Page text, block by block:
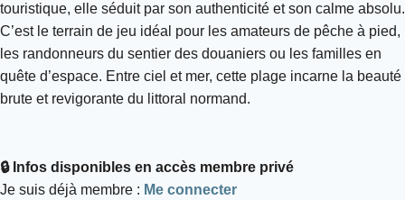
touristique, elle séduit par son authenticité et son calme absolu.
C’est le terrain de jeu idéal pour les amateurs de pêche à pied,
les randonneurs du sentier des douaniers ou les familles en
quête d’espace. Entre ciel et mer, cette plage incarne la beauté
brute et revigorante du littoral normand.
🔒 Infos disponibles en accès membre privé
Je suis déjà membre : Me connecter